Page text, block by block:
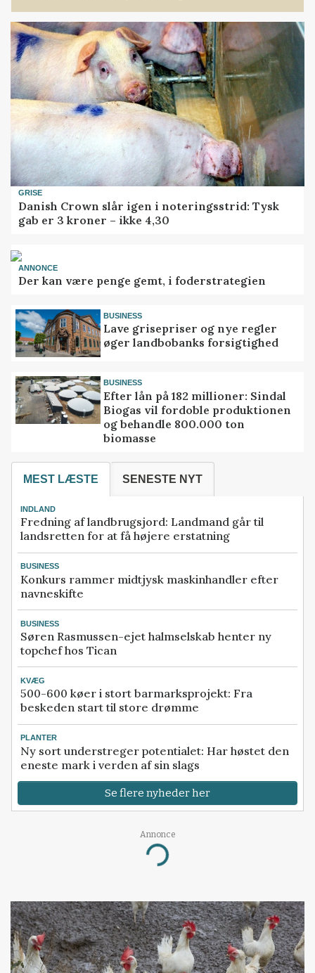
GRISE
Danish Crown slår igen i noteringsstrid: Tysk
gab er 3 kroner – ikke 4,30
ANNONCE
Der kan være penge gemt, i foderstrategien
BUSINESS
Lave grisepriser og nye regler
øger landbobanks forsigtighed
BUSINESS
Efter lån på 182 millioner: Sindal
Biogas vil fordoble produktionen
og behandle 800.000 ton
biomasse
MEST LÆSTE SENESTE NYT
INDLAND
Fredning af landbrugsjord: Landmand går til
landsretten for at få højere erstatning
BUSINESS
Konkurs rammer midtjysk maskinhandler efter
navneskifte
BUSINESS
Søren Rasmussen-ejet halmselskab henter ny
topchef hos Tican
KVÆG
500-600 køer i stort barmarksprojekt: Fra
beskeden start til store drømme
PLANTER
Ny sort understreger potentialet: Har høstet den
eneste mark i verden af sin slags
Se flere nyheder her
Annonce
Loading...